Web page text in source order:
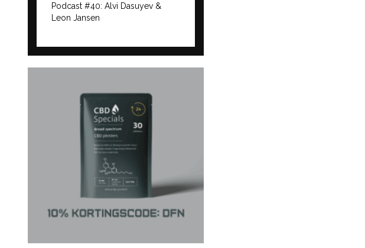
Podcast #40: Alvi Dasuyev &
Leon Jansen